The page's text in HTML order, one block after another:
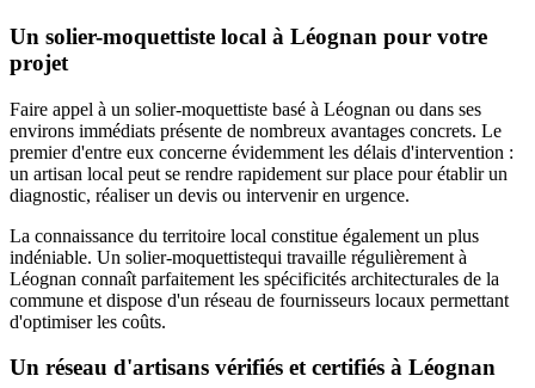
Un solier-moquettiste local à Léognan pour votre
projet
Faire appel à un solier-moquettiste basé à Léognan ou dans ses
environs immédiats présente de nombreux avantages concrets. Le
premier d'entre eux concerne évidemment les délais d'intervention :
un artisan local peut se rendre rapidement sur place pour établir un
diagnostic, réaliser un devis ou intervenir en urgence.
La connaissance du territoire local constitue également un plus
indéniable. Un solier-moquettistequi travaille régulièrement à
Léognan connaît parfaitement les spécificités architecturales de la
commune et dispose d'un réseau de fournisseurs locaux permettant
d'optimiser les coûts.
Un réseau d'artisans vérifiés et certifiés à Léognan